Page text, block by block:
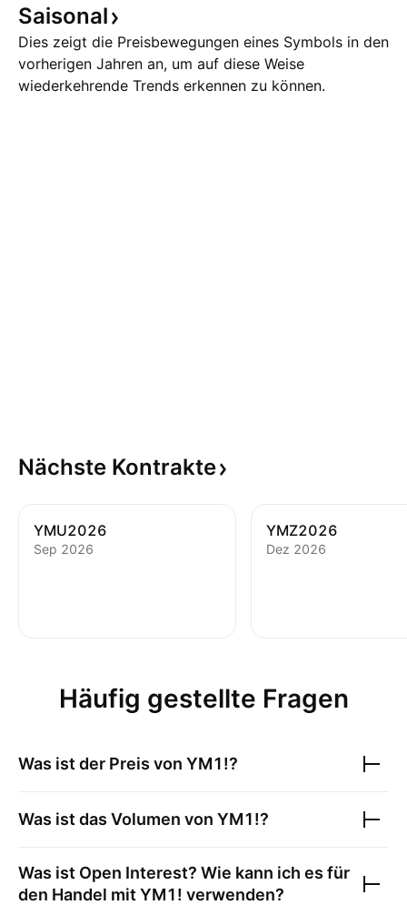
Saisonal
Dies zeigt die Preisbewegungen eines Symbols in den
vorherigen Jahren an, um auf diese Weise
wiederkehrende Trends erkennen zu können.
Nächste Kontrakte
YMU2026
Sep 2026
YMZ2026
Dez 2026
Häufig gestellte Fragen
Was ist der Preis von YM1!?
Was ist das Volumen von YM1!?
Was ist Open Interest? Wie kann ich es für
den Handel mit YM1! verwenden?